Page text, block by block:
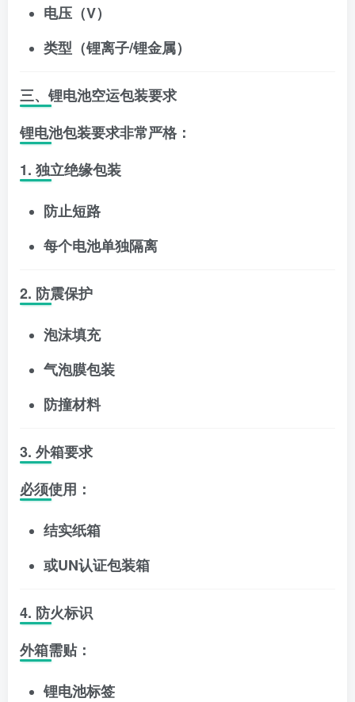
电压（V）
类型（锂离子/锂金属）
三、锂电池空运包装要求
锂电池包装要求非常严格：
1. 独立绝缘包装
防止短路
每个电池单独隔离
2. 防震保护
泡沫填充
气泡膜包装
防撞材料
3. 外箱要求
必须使用：
结实纸箱
或UN认证包装箱
4. 防火标识
外箱需贴：
锂电池标签